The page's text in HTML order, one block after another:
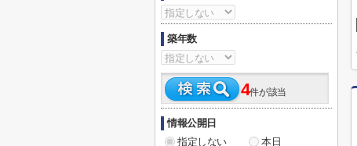
築年数
4件が該当
情報公開日
指定しない
本日